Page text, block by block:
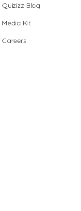
Quizizz Blog
Media Kit
Careers